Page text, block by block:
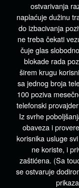
ostvarivanja
naplaćuje dužinu
do izbacivanja
ne treba čekati
čuje glas
blokade rada
širem krugu
sa jednog broja
100 poziva
telefonski
Iz svrhe
obaveza i
korisnika usluge
ne koriste, i
zaštićena. (Sa
se ostvaruje